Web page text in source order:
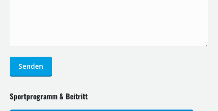
Senden
Sportprogramm & Beitritt